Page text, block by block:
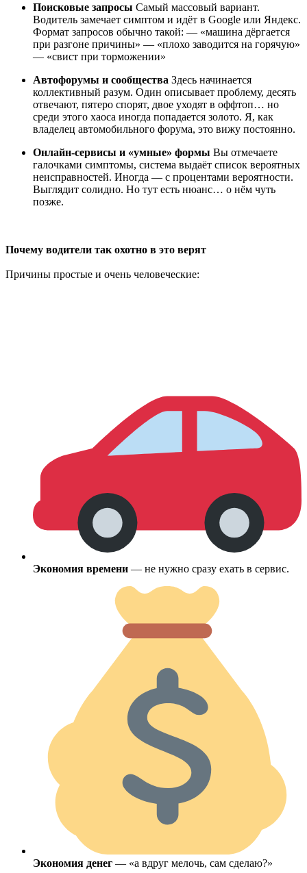
Поисковые запросы Самый массовый вариант.
Водитель замечает симптом и идёт в Google или Яндекс.
Формат запросов обычно такой: — «машина дёргается
при разгоне причины» — «плохо заводится на горячую»
— «свист при торможении»
Автофорумы и сообщества Здесь начинается
коллективный разум. Один описывает проблему, десять
отвечают, пятеро спорят, двое уходят в оффтоп… но
среди этого хаоса иногда попадается золото. Я, как
владелец автомобильного форума, это вижу постоянно.
Онлайн-сервисы и «умные» формы Вы отмечаете
галочками симптомы, система выдаёт список вероятных
неисправностей. Иногда — с процентами вероятности.
Выглядит солидно. Но тут есть нюанс… о нём чуть
позже.
Почему водители так охотно в это верят
Причины простые и очень человеческие:
Экономия времени — не нужно сразу ехать в сервис.
Экономия денег — «а вдруг мелочь, сам сделаю?»